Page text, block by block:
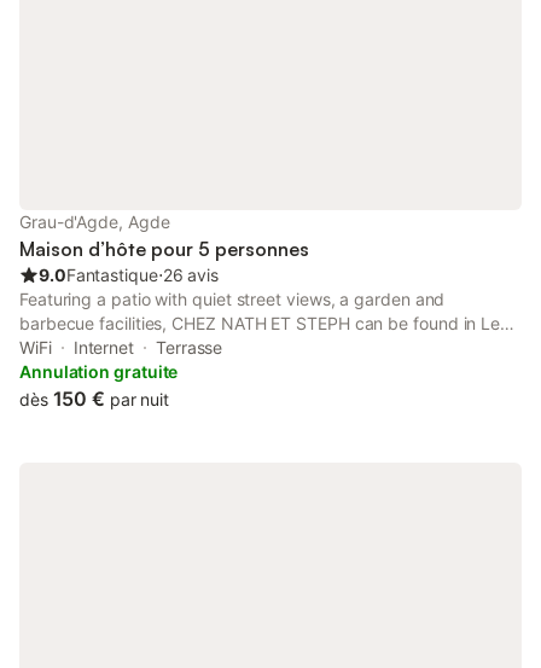
Grau-d'Agde, Agde
Maison d’hôte pour 5 personnes
9.0Fantastique⋅26 avis
Featuring a patio with quiet street views, a garden and
barbecue facilities, CHEZ NATH ET STEPH can be found in Le
Grau-dʼAgde, close to Plage du Grau d'Agde and 4.7 km from
Aqualand Cap d'Agde.
WiFi Internet
Terrasse
Annulation gratuite
dès 150 € par nuit